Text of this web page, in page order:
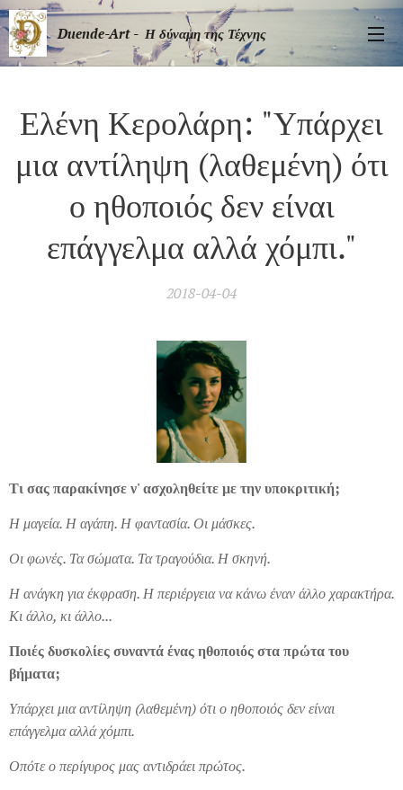
Duende-Art - Η δύναμη της Τέχνης
Ελένη Κερολάρη: "Υπάρχει
μια αντίληψη (λαθεμένη) ότι
ο ηθοποιός δεν είναι
επάγγελμα αλλά χόμπι."
2018-04-04
Τι σας παρακίνησε ν' ασχοληθείτε με την υποκριτική;
Η μαγεία. Η αγάπη. Η φαντασία. Οι μάσκες.
Οι φωνές. Τα σώματα. Τα τραγούδια. Η σκηνή.
Η ανάγκη για έκφραση. Η περιέργεια να κάνω έναν άλλο χαρακτήρα.
Κι άλλο, κι άλλο...
Ποιές δυσκολίες συναντά ένας ηθοποιός στα πρώτα του
βήματα;
Υπάρχει μια αντίληψη (λαθεμένη) ότι ο ηθοποιός δεν είναι
επάγγελμα αλλά χόμπι.
Οπότε ο περίγυρος μας αντιδράει πρώτος.